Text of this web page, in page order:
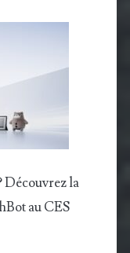
Découvrez la
au CES